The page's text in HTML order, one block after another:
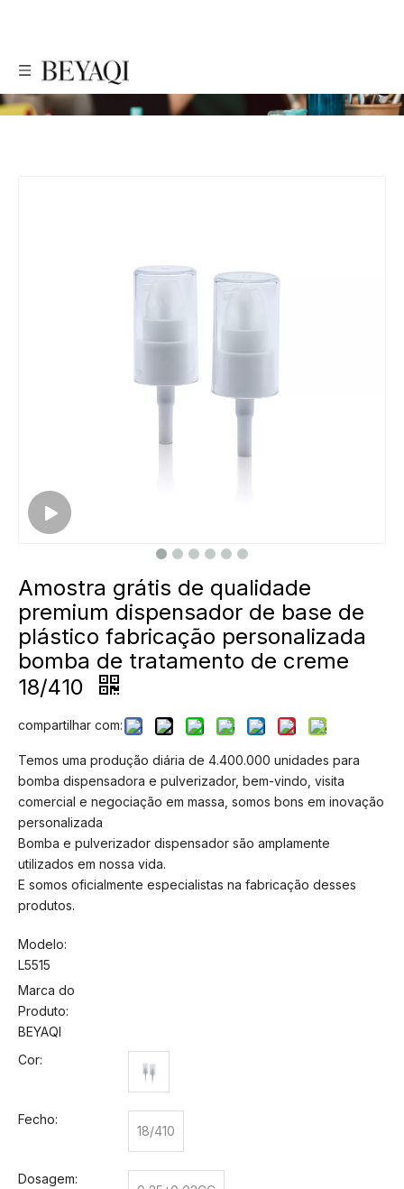
Amostra grátis de qualidade
premium dispensador de base de
plástico fabricação personalizada
bomba de tratamento de creme
18/410
compartilhar com:
Temos uma produção diária de 4.400.000 unidades para
bomba dispensadora e pulverizador, bem-vindo, visita
comercial e negociação em massa, somos bons em inovação
personalizada
Bomba e pulverizador dispensador são amplamente
utilizados em nossa vida.
E somos oficialmente especialistas na fabricação desses
produtos.
Modelo:
L5515
Marca do
Produto:
BEYAQI
Cor:
Fecho:
18/410
Dosagem: